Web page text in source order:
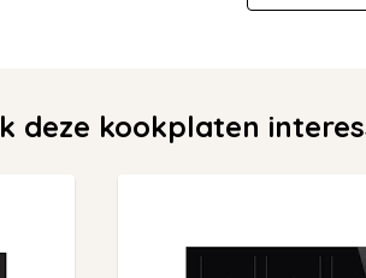
deze kookplaten